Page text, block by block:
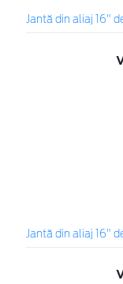
Jantă din aliaj 16"
Jantă din aliaj 16"